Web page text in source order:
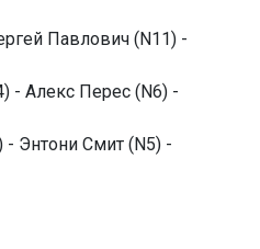
Павлович (N11) -
- Алекс Перес (N6) -
Энтони Смит (N5) -